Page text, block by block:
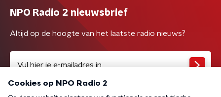
NPO Radio 2 nieuwsbrief
Altijd op de hoogte van het laatste radio nieuws?